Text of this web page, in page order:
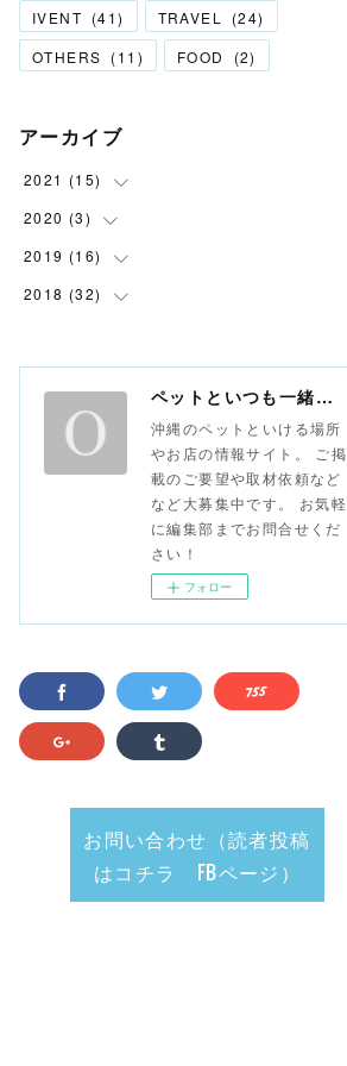
IVENT (41) TRAVEL (24)
OTHERS (11 ) FOOD (2)
アーカイブ
2021 (15)
(6
( 9)
2020 (3)
( 1)
(1)
2019 (16)
(2)
(8)
2018 (32)
(1)
)
(8)
ペットといつも一緒な情報サイト おさんぽ沖縄
沖縄のペットといける場所
やお店の情報サイト。 ご掲
載のご要望や取材依頼など
など大募集中です。 お気軽
に編集部までお問合せくだ
さい！
フォロー
お問い合わせ（読者投稿
はコチラ FBページ）